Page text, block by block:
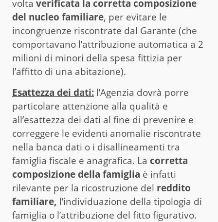
volta verificata la corretta composizione
del nucleo familiare, per evitare le
incongruenze riscontrate dal Garante (che
comportavano l’attribuzione automatica a 2
milioni di minori della spesa fittizia per
l’affitto di una abitazione).
Esattezza dei dati: l’Agenzia dovrà porre
particolare attenzione alla qualità e
all’esattezza dei dati al fine di prevenire e
correggere le evidenti anomalie riscontrate
nella banca dati o i disallineamenti tra
famiglia fiscale e anagrafica. La corretta
composizione della famiglia è infatti
rilevante per la ricostruzione del reddito
familiare, l’individuazione della tipologia di
famiglia o l’attribuzione del fitto figurativo.